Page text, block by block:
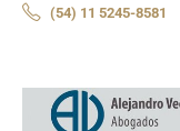
(54) 11 5245-8581